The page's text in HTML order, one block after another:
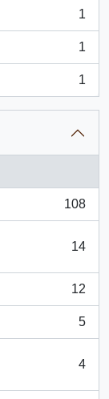
1
1
1
108
14
12
5
4